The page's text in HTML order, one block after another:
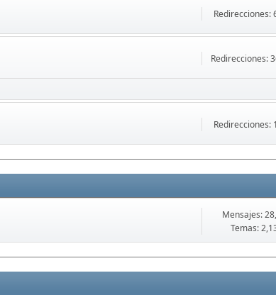
Redirecciones:
Redirecciones:
Redirecciones:
Mensajes:
Temas: